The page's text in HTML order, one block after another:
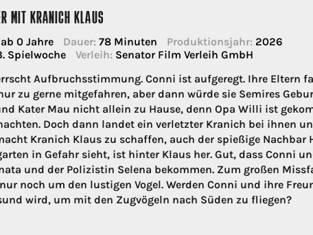
MIT KRANICH KLAUS
ab 0 Jahre Dauer: 78 Minuten Produktionsjahr: 2026
Spielwoche Verleih: Senator Film Verleih GmbH
Aufbruchsstimmung. Conni ist aufgeregt. Ihre Eltern
zu gerne mitgefahren, aber dann würde sie Semires
Kater Mau nicht allein zu Hause, denn Opa Willi ist
Doch dann landet ein verletzter Kranich bei ihnen
Kranich Klaus zu schaffen, auch der spießige Nachbar
in Gefahr sieht, ist hinter Klaus her. Gut, dass Conni
und der Polizistin Selena bekommen. Zum großen
noch um den lustigen Vogel. Werden Conni und ihre
wird, um mit den Zugvögeln nach Süden zu fliegen?